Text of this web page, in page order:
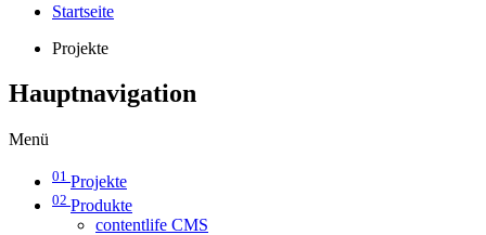
Startseite
Projekte
Hauptnavigation
Menü
01 Projekte
02 Produkte
contentlife CMS